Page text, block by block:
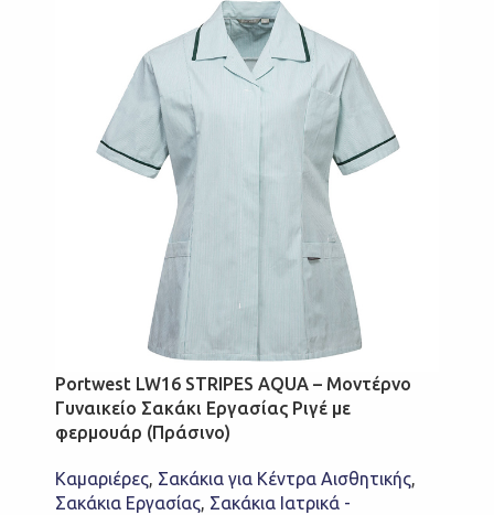
Portwest LW16 STRIPES AQUA – Μοντέρνο
Γυναικείο Σακάκι Εργασίας Ριγέ με
φερμουάρ (Πράσινο)
Καμαριέρες, Σακάκια για Κέντρα Αισθητικής,
Σακάκια Εργασίας, Σακάκια Ιατρικά -